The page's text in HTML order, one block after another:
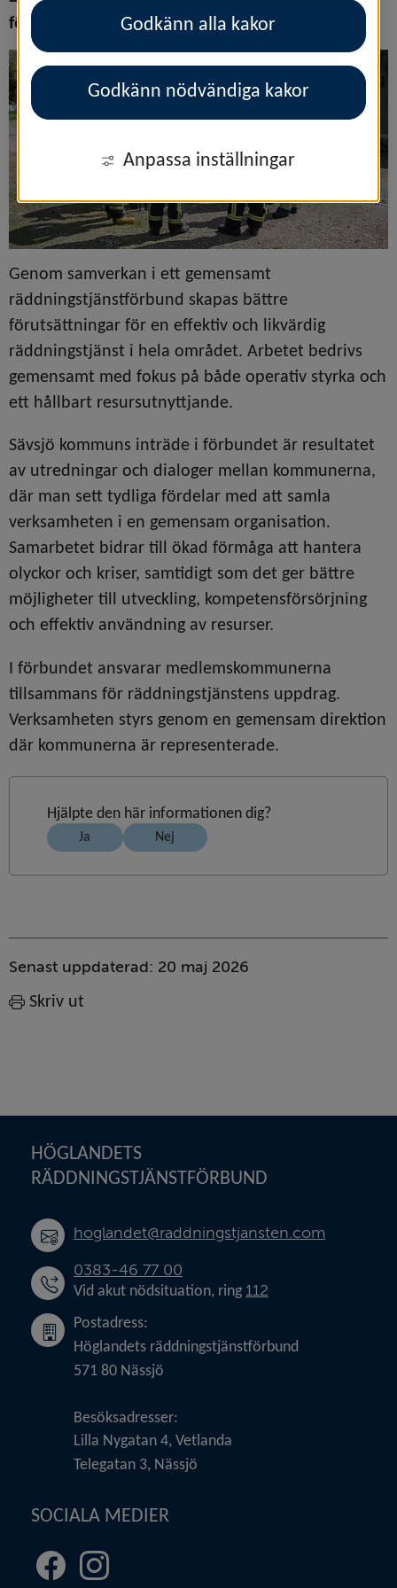
Godkänn alla kakor
Godkänn nödvändiga kakor
Anpassa inställningar
förbundet.
Genom samverkan i ett gemensamt
räddningstjänstförbund skapas bättre
förutsättningar för en effektiv och likvärdig
räddningstjänst i hela området. Arbetet bedrivs
gemensamt med fokus på både operativ styrka och
ett hållbart resursutnyttjande.
Sävsjö kommuns inträde i förbundet är resultatet
av utredningar och dialoger mellan kommunerna,
där man sett tydliga fördelar med att samla
verksamheten i en gemensam organisation.
Samarbetet bidrar till ökad förmåga att hantera
olyckor och kriser, samtidigt som det ger bättre
möjligheter till utveckling, kompetensförsörjning
och effektiv användning av resurser.
I förbundet ansvarar medlemskommunerna
tillsammans för räddningstjänstens uppdrag.
Verksamheten styrs genom en gemensam direktion
där kommunerna är representerade.
Hjälpte den här informationen dig?
Ja Nej
Senast uppdaterad: 20 maj 2026
Skriv ut
HÖGLANDETS
RÄDDNINGSTJÄNSTFÖRBUND
hoglandet@raddningstjansten.com
0383-46 77 00
Vid akut nödsituation, ring 112
Postadress:
Höglandets räddningstjänstförbund
571 80 Nässjö
Besöksadresser:
Lilla Nygatan 4, Vetlanda
Telegatan 3, Nässjö
SOCIALA MEDIER
FacebookInstagram